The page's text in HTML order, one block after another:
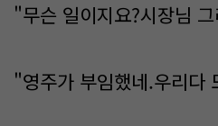
"무슨 일이지요?시장님
"영주가 부임했네.우리다